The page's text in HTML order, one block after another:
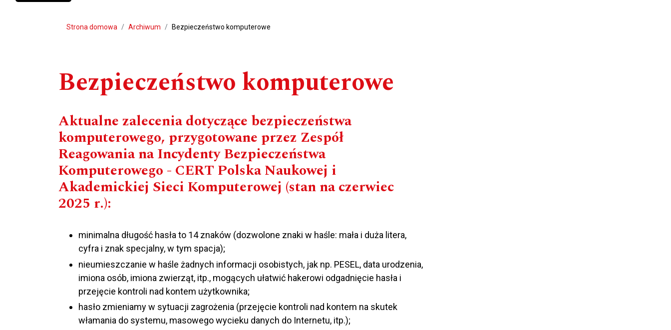
Strona domowa Archiwum Bezpieczeństwo komputerowe
Bezpieczeństwo komputerowe
Aktualne zalecenia dotyczące bezpieczeństwa
komputerowego, przygotowane przez Zespół
Reagowania na Incydenty Bezpieczeństwa
Komputerowego - CERT Polska Naukowej i
Akademickiej Sieci Komputerowej (stan na czerwiec
2025 r.):
minimalna długość hasła to 14 znaków (dozwolone znaki w haśle: mała i duża litera,
cyfra i znak specjalny, w tym spacja);
nieumieszczanie w haśle żadnych informacji osobistych, jak np. PESEL, data urodzenia,
imiona osób, imiona zwierząt, itp., mogących ułatwić hakerowi odgadnięcie hasła i
przejęcie kontroli nad kontem użytkownika;
hasło zmieniamy w sytuacji zagrożenia (przejęcie kontroli nad kontem na skutek
włamania do systemu, masowego wycieku danych do Internetu, itp.);